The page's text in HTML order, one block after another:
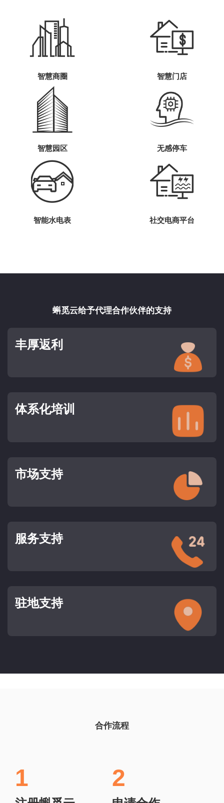
智慧商圈 智慧门店
智慧园区 无感停车
智能水电表 社交电商平台
蝌觅云给予代理合作伙伴的支持
丰厚返利
体系化培训
市场支持
服务支持
驻地支持
合作流程
1 2